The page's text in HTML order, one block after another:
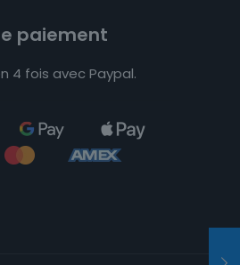
paiement
4 fois avec Paypal.